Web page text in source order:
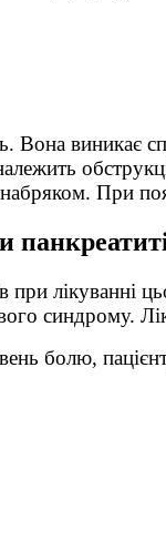
Вона виникає
При
лікуванні
синдрому.
болю,